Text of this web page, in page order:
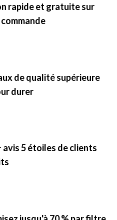
rapide et gratuite sur
de qualité supérieure
durer
avis 5 étoiles de clients